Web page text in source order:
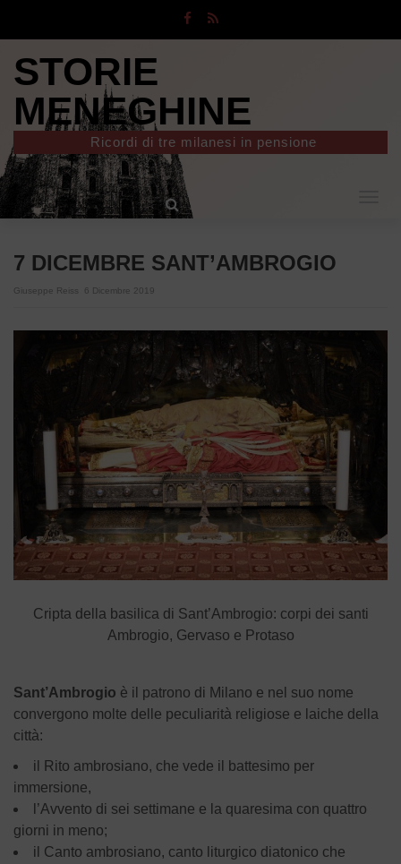
STORIE
MENEGHINE
Ricordi di tre milanesi in pensione
7 DICEMBRE SANT’AMBROGIO
Giuseppe Reiss 6 Dicembre 2019
Cripta della basilica di Sant’Ambrogio: corpi dei santi
Ambrogio, Gervaso e Protaso
Sant’Ambrogio è il patrono di Milano e nel suo nome
convergono molte delle peculiarità religiose e laiche della
città:
il Rito ambrosiano, che vede il battesimo per
immersione,
l’Avvento di sei settimane e la quaresima con quattro
giorni in meno;
il Canto ambrosiano, canto liturgico diatonico che